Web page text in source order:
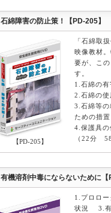
石綿障害の防止策！【PD-205
【PD-205】
「石綿取
映像教材
要が、こ
す。
1.石綿の
2.石綿の使
3.石綿等
ための措置
4.保護具
（22分
有機溶剤中毒にならないために
1.プロロ
状況 3.有